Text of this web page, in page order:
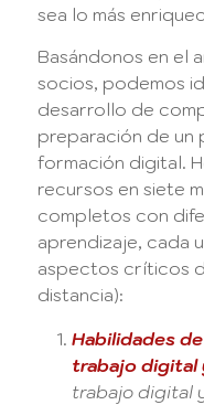
sea lo más
Basándonos en el
socios, podemos
desarrollo de
preparación de un
formación digital.
recursos en siete
completos con
aprendizaje, cada
aspectos críticos
distancia):
Habilidades
trabajo digital
trabajo digital